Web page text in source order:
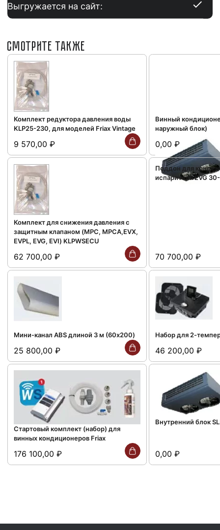
Выгружается на сайт:
СМОТРИТЕ ТАКЖЕ
Комплект редуктора давления воды
KLP25-230, для моделей Friax Vintage
9 570,00 ₽
Винный
наружный блок)
0,00 ₽
Комплект для снижения давления с
защитным клапаном (MPC, MPCA,EVX,
EVPL, EVG, EVI) KLPWSECU
62 700,00 ₽
Поддон для
испарителя EVG
70 700,00 ₽
Мини-канал ABS длиной 3 м (60x200)
25 800,00 ₽
Набор для 2-
46 200,00 ₽
Стартовый комплект (набор) для
винных кондиционеров Friax
176 100,00 ₽
Внутренний блок
0,00 ₽